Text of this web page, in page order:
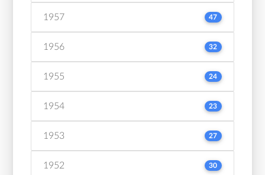
1957 47
1956 32
1955 24
1954 23
1953 27
1952 30